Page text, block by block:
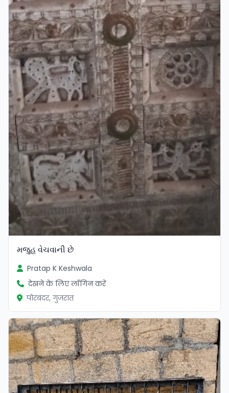
મજુહ વેચવાની છે
Pratap K Keshwala
देखने के लिए लॉगिन करें
पोरबंदर, गुजरात